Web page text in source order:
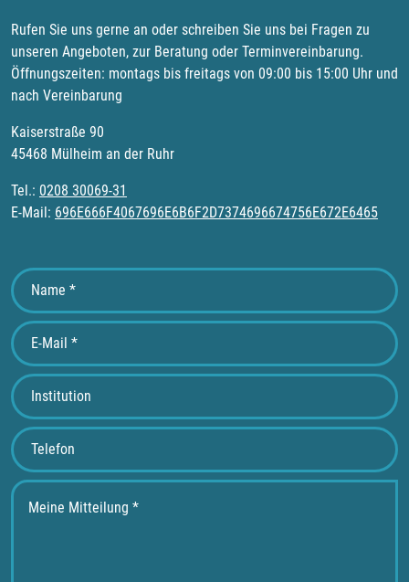
Rufen Sie uns gerne an oder schreiben Sie uns bei Fragen zu
unseren Angeboten, zur Beratung oder Terminvereinbarung.
Öffnungszeiten: montags bis freitags von 09:00 bis 15:00 Uhr und
nach Vereinbarung
Kaiserstraße 90
45468 Mülheim an der Ruhr
Tel.: 0208 30069-31
E-Mail: 696E666F4067696E6B6F2D7374696674756E672E6465